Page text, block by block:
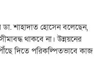
ডা. শাহাদাত হোসেন বলেছেন,
থাকবে না। উন্নয়নের
দিতে পরিকল্পিতভাবে কাজ